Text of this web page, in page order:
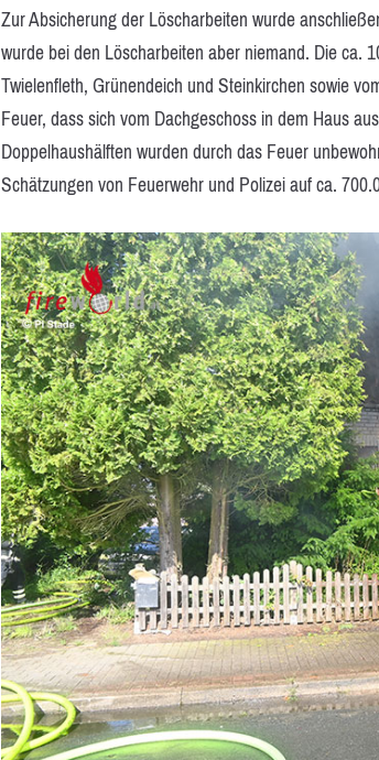
Zur Absicherung der Löscharbeiten wurde
wurde bei den Löscharbeiten aber niemand. Die ca.
Twielenfleth, Grünendeich und Steinkirchen sowie
Feuer, dass sich vom Dachgeschoss in dem Haus
Doppelhaushälften wurden durch das Feuer
Schätzungen von Feuerwehr und Polizei auf ca.